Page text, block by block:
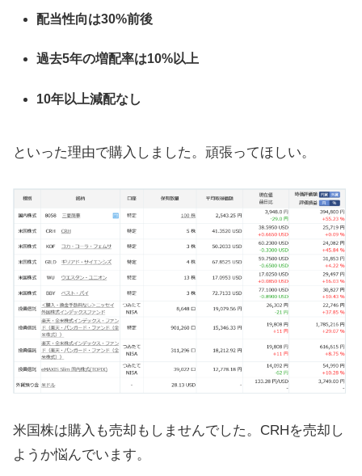
配当性向は30%前後
過去5年の増配率は10%以上
10年以上減配なし
といった理由で購入しました。頑張ってほしい。
米国株は購入も売却もしませんでした。CRHを売却し
ようか悩んでいます。